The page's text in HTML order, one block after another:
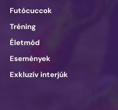
Futócuccok
Tréning
Életmód
Események
Exkluzív interjúk